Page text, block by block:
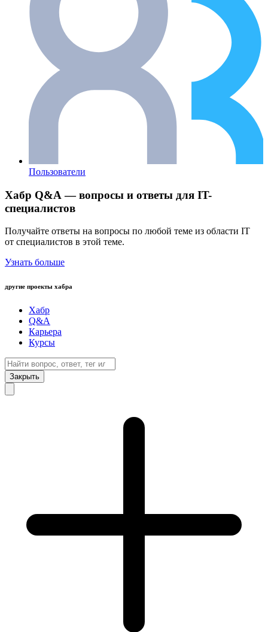
Пользователи
Хабр Q&A — вопросы и ответы для IT-
специалистов
Получайте ответы на вопросы по любой теме из области IT
от специалистов в этой теме.
Узнать больше
другие проекты хабра
Хабр
Q&A
Карьера
Курсы
Закрыть